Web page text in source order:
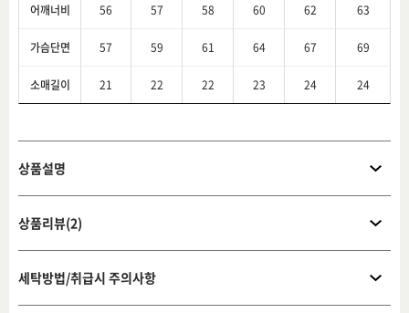
어깨너비 56 57 58 60 62 63
가슴단면 57 59 61 64 67 69
소매길이 21 22 22 23 24 24
상품설명
상품리뷰(2)
세탁방법/취급시 주의사항